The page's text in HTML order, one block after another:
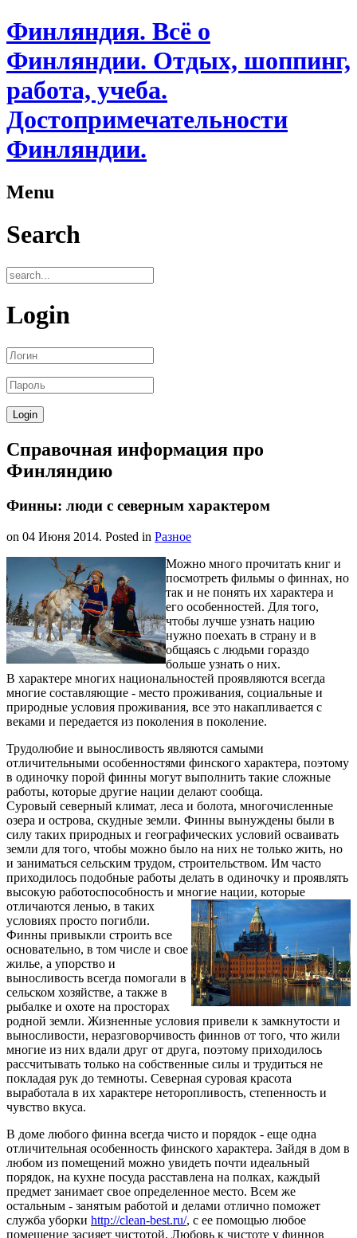
Финляндия. Всё о
Финляндии. Отдых, шоппинг,
работа, учеба.
Достопримечательности
Финляндии.
Menu
Search
Login
Справочная информация про
Финляндию
Финны: люди с северным характером
on 04 Июня 2014. Posted in Разное
Можно много прочитать книг и
посмотреть фильмы о финнах, но
так и не понять их характера и
его особенностей. Для того,
чтобы лучше узнать нацию
нужно поехать в страну и в
общаясь с людьми гораздо
больше узнать о них.
В характере многих национальностей проявляются всегда
многие составляющие - место проживания, социальные и
природные условия проживания, все это накапливается с
веками и передается из поколения в поколение.
Трудолюбие и выносливость являются самыми
отличительными особенностями финского характера, поэтому
в одиночку порой финны могут выполнить такие сложные
работы, которые другие нации делают сообща.
Суровый северный климат, леса и болота, многочисленные
озера и острова, скудные земли. Финны вынуждены были в
силу таких природных и географических условий осваивать
земли для того, чтобы можно было на них не только жить, но
и заниматься сельским трудом, строительством. Им часто
приходилось подобные работы делать в одиночку и проявлять
высокую работоспособность и многие нации, которые
отличаются ленью, в таких
условиях просто погибли.
Финны привыкли строить все
основательно, в том числе и свое
жилье, а упорство и
выносливость всегда помогали в
сельском хозяйстве, а также в
рыбалке и охоте на просторах
родной земли. Жизненные условия привели к замкнутости и
выносливости, неразговорчивость финнов от того, что жили
многие из них вдали друг от друга, поэтому приходилось
рассчитывать только на собственные силы и трудиться не
покладая рук до темноты. Северная суровая красота
выработала в их характере неторопливость, степенность и
чувство вкуса.
В доме любого финна всегда чисто и порядок - еще одна
отличительная особенность финского характера. Зайдя в дом в
любом из помещений можно увидеть почти идеальный
порядок, на кухне посуда расставлена на полках, каждый
предмет занимает свое определенное место. Всем же
остальным - занятым работой и делами отлично поможет
служба уборки http://clean-best.ru/, с ее помощью любое
помещение засияет чистотой. Любовь к чистоте у финнов